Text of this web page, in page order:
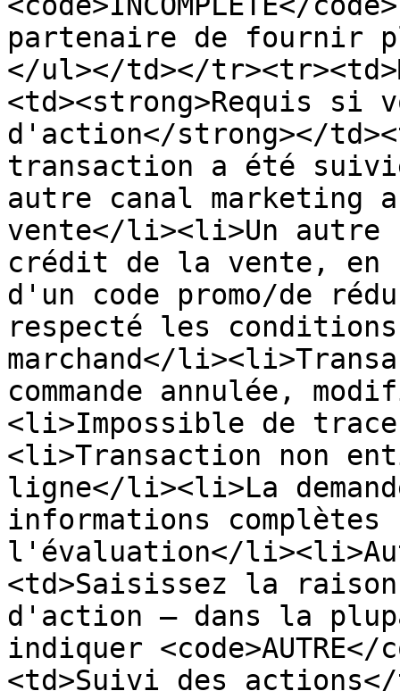
partenaire de fournir
</ul></td></
<td><strong>Requis si
d'action</strong></
transaction a été
autre canal
vente</li><li>Un autre
crédit de la vente,
d'un code promo/de
respecté les
marchand</
commande annulée,
<li>Impossible de
<li>Transaction non
ligne</li><li>La
informations complètes
l'évaluation</
<td>Saisissez la
d'action — dans la
indiquer
<td>Suivi des actions</